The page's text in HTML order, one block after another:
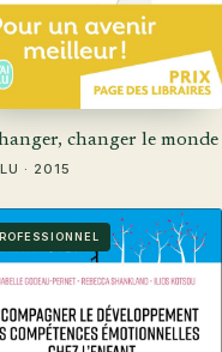
changer le monde
· 2015